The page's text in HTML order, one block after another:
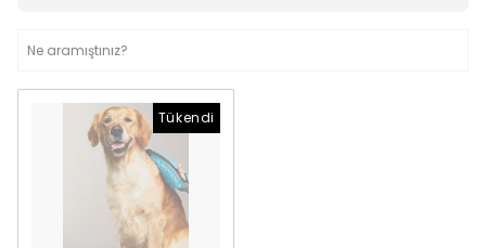
Tükendi